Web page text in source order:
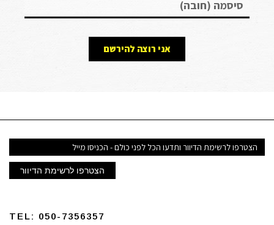
אני רוצה להירשם
דואר
אלקטרוני
הצטרפו לרשימת הדיוור
TEL: 050-7356357